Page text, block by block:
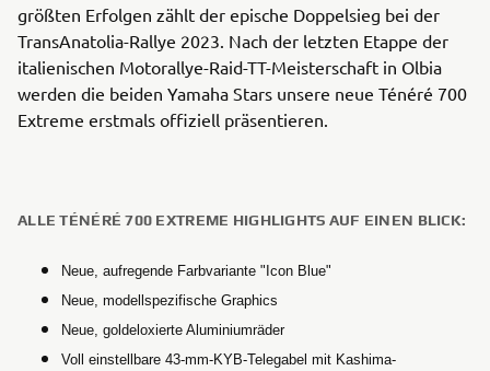
größten Erfolgen zählt der epische Doppelsieg bei der
TransAnatolia-Rallye 2023. Nach der letzten Etappe der
italienischen Motorallye-Raid-TT-Meisterschaft in Olbia
werden die beiden Yamaha Stars unsere neue Ténéré 700
Extreme erstmals offiziell präsentieren.
ALLE TÉNÉRÉ 700 EXTREME HIGHLIGHTS AUF EINEN BLICK:
Neue, aufregende Farbvariante "Icon Blue"
Neue, modellspezifische Graphics
Neue, goldeloxierte Aluminiumräder
Voll einstellbare 43-mm-KYB-Telegabel mit Kashima-